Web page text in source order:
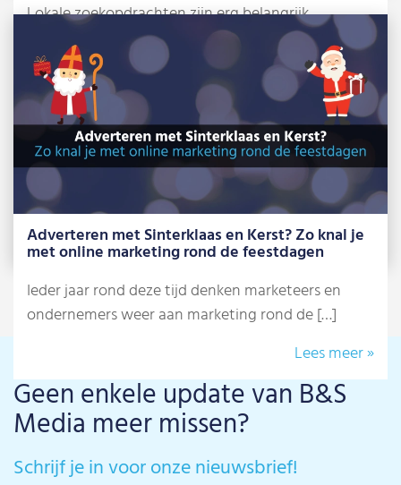
Lokale zoekopdrachten zijn erg belangrijk
geworden voor grote én kleinere bedrijven. Of je
nu […]
Lees meer »
Adverteren met Sinterklaas en Kerst? Zo knal je
met online marketing rond de feestdagen
Ieder jaar rond deze tijd denken marketeers en
ondernemers weer aan marketing rond de […]
Lees meer »
Geen enkele update van B&S
Media meer missen?
Schrijf je in voor onze nieuwsbrief!